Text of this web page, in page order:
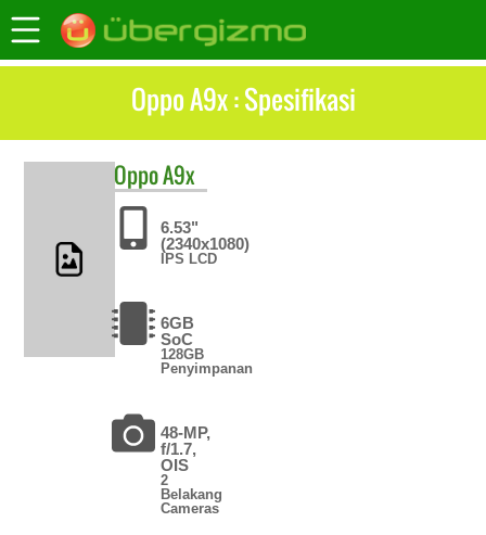
Oppo A9x : Spesifikasi
OppoA9x
6.53"
(2340x1080)
IPS LCD
6GB
SoC
128GB
Penyimpanan
48-MP,
f/1.7,
OIS
2
Belakang
Cameras